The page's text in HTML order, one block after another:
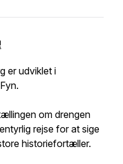
er udviklet i
om drengen
rejse for at sige
historiefortæller.